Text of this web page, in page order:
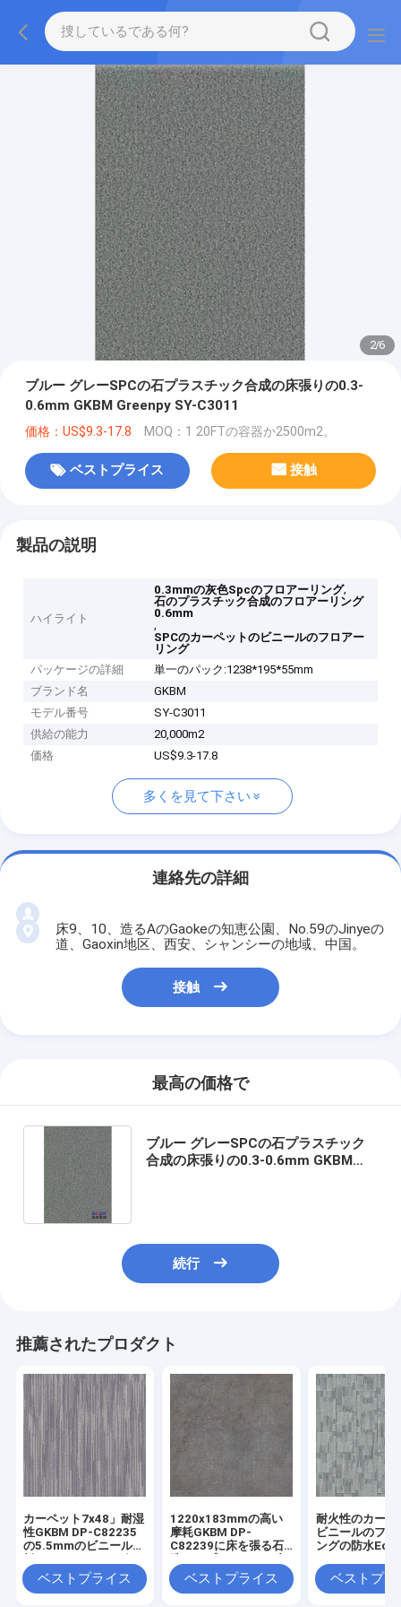
2/6
ブルー グレーSPCの石プラスチック合成の床張りの0.3-
0.6mm GKBM Greenpy SY-C3011
価格：US$9.3-17.8 MOQ：1 20FTの容器か2500m2。
ベストプライス 接触
製品の説明
ハイライト
0.3mmの灰色Spcのフロアーリング,
石のプラスチック合成のフロアーリング
0.6mm
,
SPCのカーペットのビニールのフロアー
リング
パッケージの詳細
単一のパック:1238*195*55mm
ブランド名
GKBM
モデル番号
SY-C3011
供給の能力
20,000m2
価格
US$9.3-17.8
多くを見て下さい
連絡先の詳細
床9、10、造るAのGaokeの知恵公園、No.59のJinyeの
道、Gaoxin地区、西安、シャンシーの地域、中国。
接触
最高の価格で
ブルー グレーSPCの石プラスチック
合成の床張りの0.3-0.6mm GKBM
続行
推薦されたプロダクト
カーペット7x48」耐湿
性GKBM DP-C82235
の5.5mmのビニールの
ベストプライス
1220x183mmの高い
摩耗GKBM DP-
C82239に床を張る石
成のビニールの板
ベストプライス
耐火性のカーペ
ビニールのフロ
ングの防水Eco
う音GKBM
ベストプラ